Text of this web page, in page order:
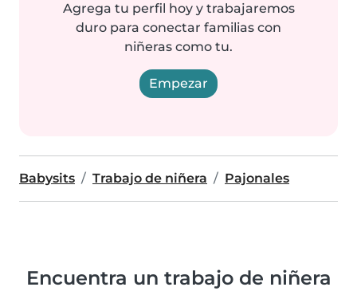
Agrega tu perfil hoy y trabajaremos
duro para conectar familias con
niñeras como tu.
Empezar
Babysits Trabajo de niñera Pajonales
Encuentra un trabajo de niñera